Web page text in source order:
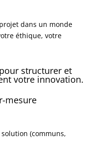
dans un monde
éthique, votre
structurer et
votre innovation.
mesure
(communs,